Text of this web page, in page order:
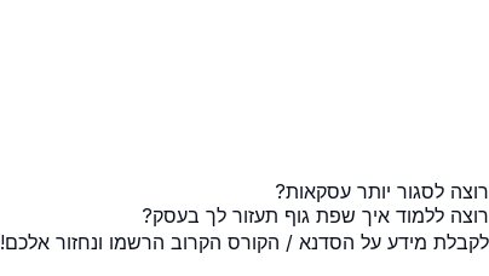
רוצה לסגור יותר עסקאות?
רוצה ללמוד איך שפת גוף תעזור לך בעסק?
לקבלת מידע על הסדנא / הקורס הקרוב הרשמו ונחזור אלכם!